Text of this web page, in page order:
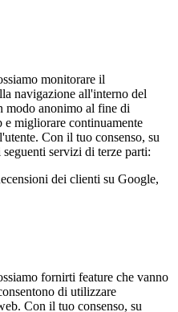
monitorare il
navigazione all'interno del
modo anonimo al fine di
migliorare continuamente
Con il tuo consenso, su
servizi di terze parti:
dei clienti su Google,
fornirti feature che vanno
di utilizzare
Con il tuo consenso, su